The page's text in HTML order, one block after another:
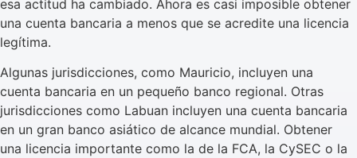
esa actitud ha cambiado. Ahora es casi imposible obtener
una cuenta bancaria a menos que se acredite una licencia
legítima.
Algunas jurisdicciones, como Mauricio, incluyen una
cuenta bancaria en un pequeño banco regional. Otras
jurisdicciones como Labuan incluyen una cuenta bancaria
en un gran banco asiático de alcance mundial. Obtener
una licencia importante como la de la FCA, la CySEC o la